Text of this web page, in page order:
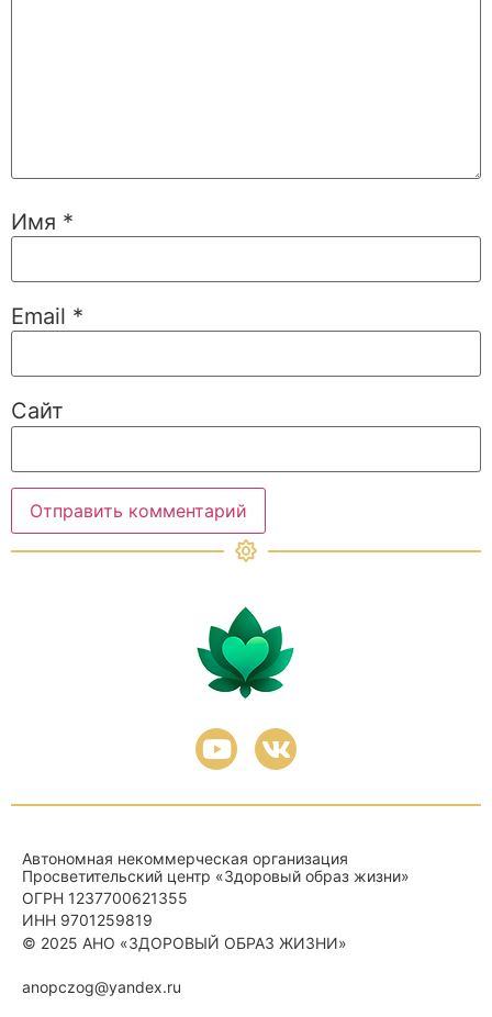
Имя *
Email *
Сайт
Автономная некоммерческая организация
Просветительский центр «Здоровый образ жизни»
ОГРН 1237700621355
ИНН 9701259819
© 2025 АНО «ЗДОРОВЫЙ ОБРАЗ ЖИЗНИ»
anopczog@yandex.ru